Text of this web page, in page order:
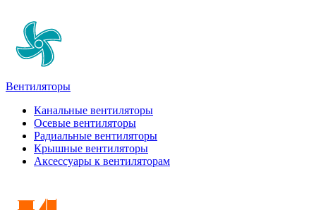
Вентиляторы
Канальные вентиляторы
Осевые вентиляторы
Радиальные вентиляторы
Крышные вентиляторы
Аксессуары к вентиляторам